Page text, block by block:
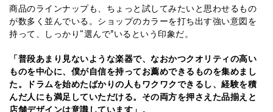
商品のラインナップも、ちょっと試してみたいと思わせるもの
が数多く並んでいる。ショップのカラーを打ち出す強い意図を
持って、しっかり“選んで”いるという印象だ。
「普段あまり見ないような楽器で、なおかつクオリティの高い
ものを中心に、僕が自信を持ってお薦めできるものを集めまし
た。ドラムを始めたばかりの人もワクワクできるし、経験を積
んだ人にも満足していただける。その両方を押さえた品揃えと
店舗デザインは意識しています」。